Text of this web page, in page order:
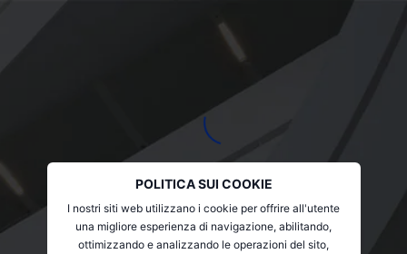
POLITICA SUI COOKIE
I nostri siti web utilizzano i cookie per offrire all'utente
una migliore esperienza di navigazione, abilitando,
ottimizzando e analizzando le operazioni del sito,